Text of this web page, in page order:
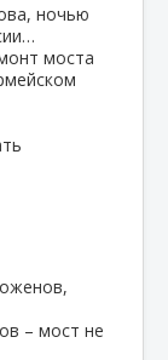
ночью
моста